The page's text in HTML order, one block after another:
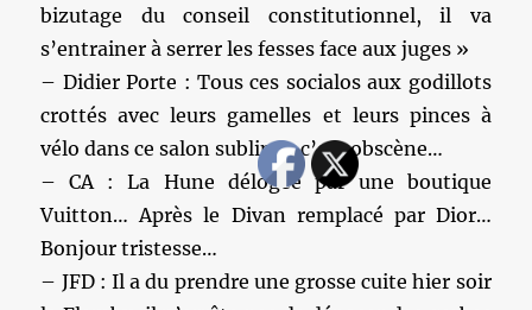
bizutage du conseil constitutionnel, il va
s’entrainer à serrer les fesses face aux juges »
– Didier Porte : Tous ces socialos aux godillots
crottés avec leurs gamelles et leurs pinces à
vélo dans ce salon sublime, c’est obscène…
– CA : La Hune délogée par une boutique
Vuitton… Après le Divan remplacé par Dior…
Bonjour tristesse…
– JFD : Il a du prendre une grosse cuite hier soir